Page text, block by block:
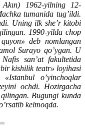
1962-yilning 12-
tumanida tug’ildi.
Uning ilk she’r kitobi
1990-yilda chop
deb nomlangan
Surayo qo’ygan. U
san’at fakultetida
kishilik teatr» loyihasi
o’yinchoqlar
ochdi. Hozirgacha
Bugungi kunda
kelmoqda.